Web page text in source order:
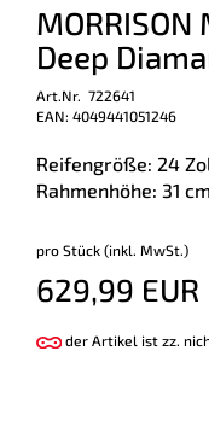
MORRISON
Deep
Art.Nr. 722641
EAN: 4049441051246
Reifengröße: 24
Rahmenhöhe: 31 cm
pro Stück (inkl. MwSt.)
629,99 EUR
der Artikel ist zz.